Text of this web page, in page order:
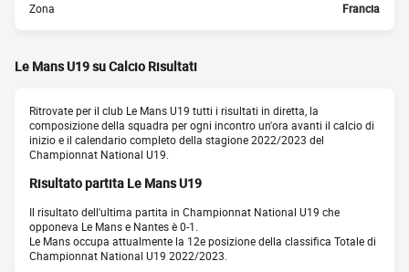
Zona Francia
Le Mans U19 su Calcio Risultati
Ritrovate per il club Le Mans U19 tutti i risultati in diretta, la
composizione della squadra per ogni incontro un'ora avanti il calcio di
inizio e il calendario completo della stagione 2022/2023 del
Championnat National U19.
Risultato partita Le Mans U19
Il risultato dell'ultima partita in Championnat National U19 che
opponeva Le Mans e Nantes è 0-1.
Le Mans occupa attualmente la 12e posizione della classifica Totale di
Championnat National U19 2022/2023.